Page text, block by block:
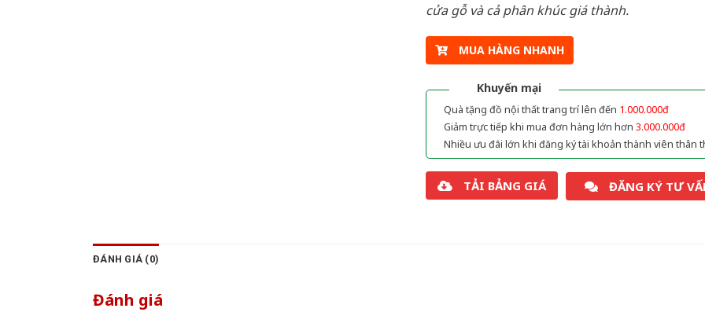
cửa gỗ và cả phân khúc giá thành.
MUA HÀNG NHANH
Khuyến mại
Quà tặng đồ nội thất trang trí lên đến 1.000.000đ
Giảm trực tiếp khi mua đơn hàng lớn hơn 3.000.000đ
Nhiều ưu đãi lớn khi đăng ký tài khoản thành viên thân
TẢI BẢNG GIÁ ĐĂNG KÝ TƯ
ĐÁNH GIÁ (0)
Đánh giá